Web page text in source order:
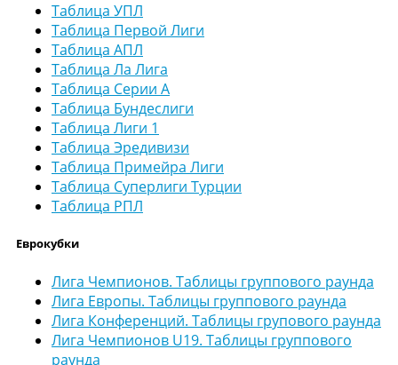
Таблица УПЛ
Таблица Первой Лиги
Таблица АПЛ
Таблица Ла Лига
Таблица Серии А
Таблица Бундеслиги
Таблица Лиги 1
Таблица Эредивизи
Таблица Примейра Лиги
Таблица Суперлиги Турции
Таблица РПЛ
Еврокубки
Лига Чемпионов. Таблицы группового раунда
Лига Европы. Таблицы группового раунда
Лига Конференций. Таблицы групового раунда
Лига Чемпионов U19. Таблицы группового
раунда